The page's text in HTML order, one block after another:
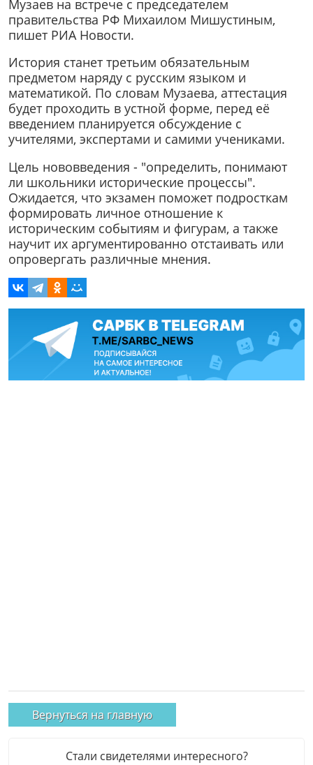
Музаев на встрече с председателем
правительства РФ Михаилом Мишустиным,
пишет РИА Новости.
История станет третьим обязательным
предметом наряду с русским языком и
математикой. По словам Музаева, аттестация
будет проходить в устной форме, перед её
введением планируется обсуждение с
учителями, экспертами и самими учениками.
Цель нововведения - "определить, понимают
ли школьники исторические процессы".
Ожидается, что экзамен поможет подросткам
формировать личное отношение к
историческим событиям и фигурам, а также
научит их аргументированно отстаивать или
опровергать различные мнения.
Вернуться на главную
Стали свидетелями интересного?